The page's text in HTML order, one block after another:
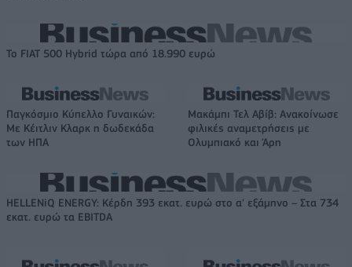
Το FIAT 500 Hybrid τώρα από 18.990 ευρώ
Παγκόσμιο Κύπελλο Γυναικών:
Με Κέιτλιν Κλαρκ η δωδεκάδα
των ΗΠΑ
Μακάμπι Τελ Αβίβ: Ανακοίνωσε
φιλικές αναμετρήσεις με
Ολυμπιακό και Άρη
HELLENiQ ENERGY: Κέρδη 393 εκατ. ευρώ στο α' εξάμηνο – Στα 734
εκατ. ευρώ τα EBITDA